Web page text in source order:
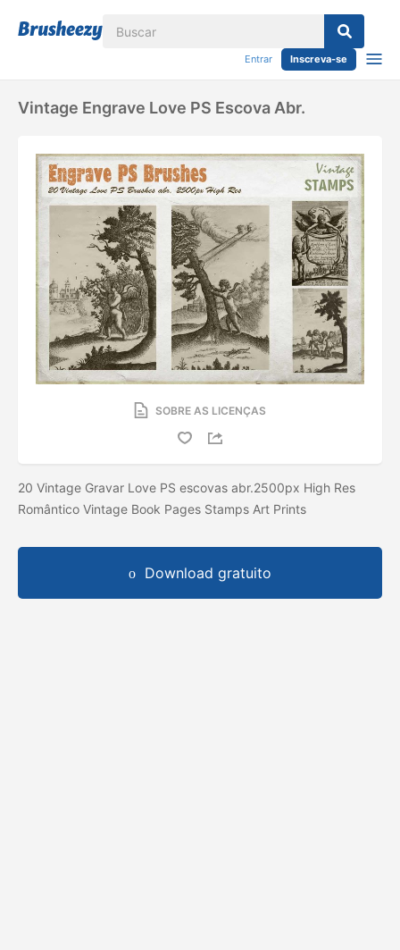
Entrar Inscreva-se
Vintage Engrave Love PS Escova Abr.
SOBRE AS LICENÇAS
20 Vintage Gravar Love PS escovas abr.2500px High Res
Romântico Vintage Book Pages Stamps Art Prints
Download gratuito